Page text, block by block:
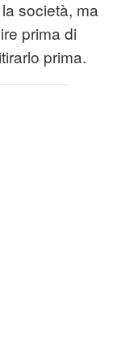
società, ma
prima di
prima.